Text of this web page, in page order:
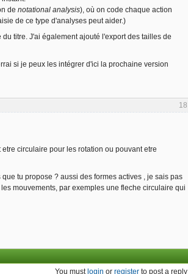
de notational analysis), où on code chaque action
de ce type d'analyses peut aider.)
titre. J'ai également ajouté l'export des tailles de
si je peux les intégrer d'ici la prochaine version
18
circulaire pour les rotation ou pouvant etre
tu propose ? aussi des formes actives , je sais pas
mouvements, par exemples une fleche circulaire qui
You must login or register to post a reply